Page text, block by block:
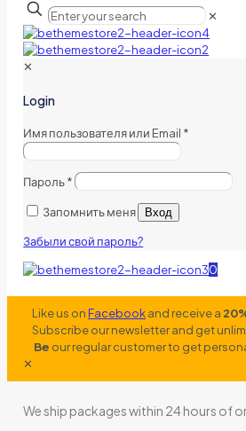
✕
✕
Login
Имя пользователя или Email *
Пароль*
Запомнить меня Вход
Забыли свой пароль?
0
Like us onFacebookand receive a
Subscribe our newsletter and get
Be our regular customer to get
✕
We ship packages within 24 hours of